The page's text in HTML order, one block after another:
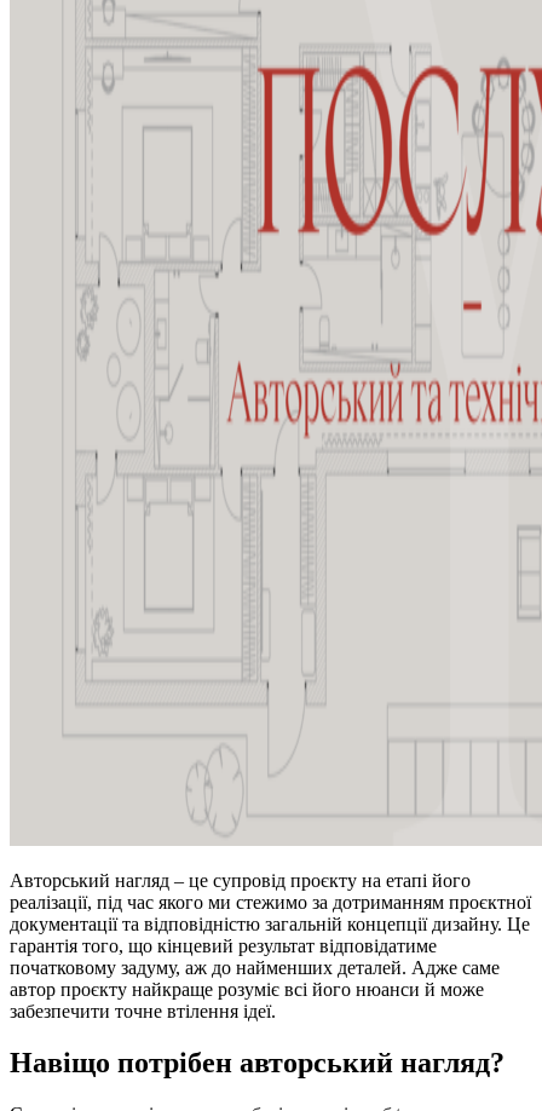
Авторський нагляд – це супровід проєкту на етапі його
реалізації, під час якого ми стежимо за дотриманням проєктної
документації та відповідністю загальній концепції дизайну. Це
гарантія того, що кінцевий результат відповідатиме
початковому задуму, аж до найменших деталей. Адже саме
автор проєкту найкраще розуміє всі його нюанси й може
забезпечити точне втілення ідеї.
Навіщо потрібен авторський нагляд?